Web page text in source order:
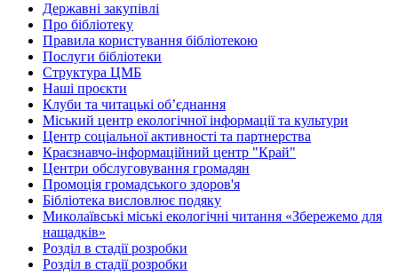
Державні закупівлі
Про бібліотеку
Правила користування бібліотекою
Послуги бібліотеки
Структура ЦМБ
Наші проєкти
Клуби та читацькі об’єднання
Міський центр екологічної інформації та культури
Центр соціальної активності та партнерства
Краєзнавчо-інформаційний центр "Край"
Центри обслуговування громадян
Промоція громадського здоров'я
Бібліотека висловлює подяку
Миколаївські міські екологічні читання «Збережемо для
нащадків»
Розділ в стадії розробки
Розділ в стадії розробки